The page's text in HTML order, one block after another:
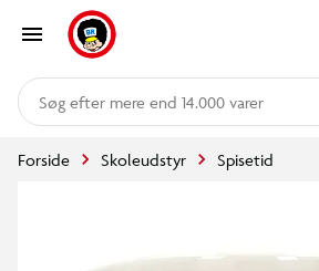
mere end 14.000 varer
Forside Skoleudstyr Spisetid